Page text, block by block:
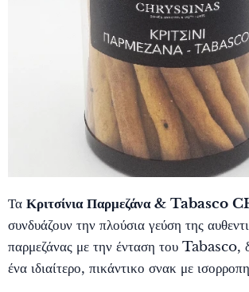
Τα Κριτσίνια Παρμεζάνα & Tabasco
συνδυάζουν την πλούσια γεύση της
παρμεζάνας με την ένταση του Tabasco,
ένα ιδιαίτερο, πικάντικο σνακ με